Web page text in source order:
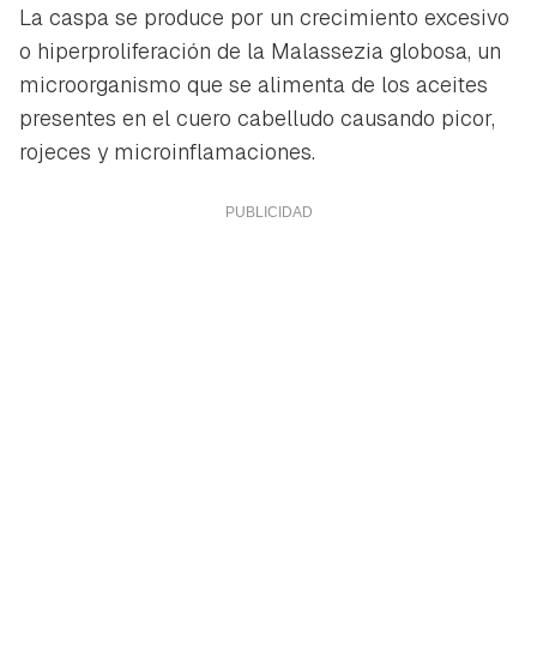
La caspa se produce por un crecimiento excesivo
o hiperproliferación de la Malassezia globosa, un
microorganismo que se alimenta de los aceites
presentes en el cuero cabelludo causando picor,
rojeces y microinflamaciones.